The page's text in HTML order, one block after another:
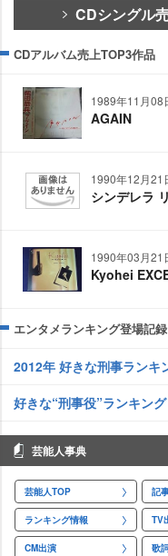
CDシングル
CDアルバム売上TOP3作品
1989年11月08
AGAIN
1990年12月21
シンデレラ
1990年03月21
Kyohei
エンタメランキング登場記録
2012年 好きな刑事ランキ
好きな“刑事役”ランキング
芸能人事典
芸能人TOP 記
ランキング情報 TV
CM出演 歌